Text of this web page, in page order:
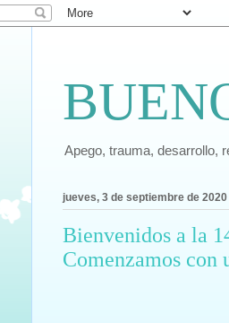
Apego, trauma, desarrollo,
jueves, 3 de septiembre de 2020
Bienvenidos a la
Comenzamos con